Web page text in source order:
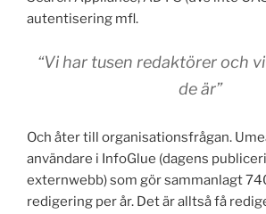
autentisering mfl.
“Vi har tusen redaktörer och
de är”
Och åter till organisationsfrågan.
användare i InfoGlue (dagens
externwebb) som gör sammanlagt
redigering per år. Det är alltså få